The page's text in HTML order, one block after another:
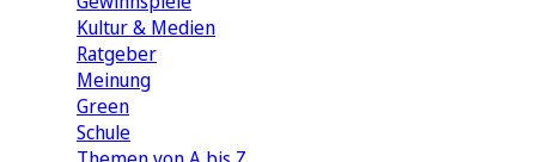
Kultur & Medien
Ratgeber
Meinung
Green
Schule